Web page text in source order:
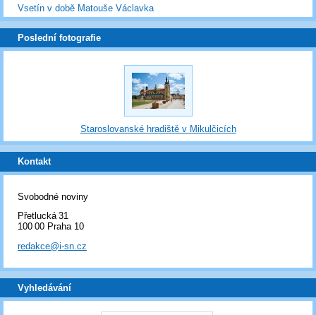
Vsetín v době Matouše Václavka
Poslední fotografie
Staroslovanské hradiště v Mikulčicích
Kontakt
Svobodné noviny
Přetlucká 31
100 00 Praha 10
redakce@i-sn.cz
Vyhledávání